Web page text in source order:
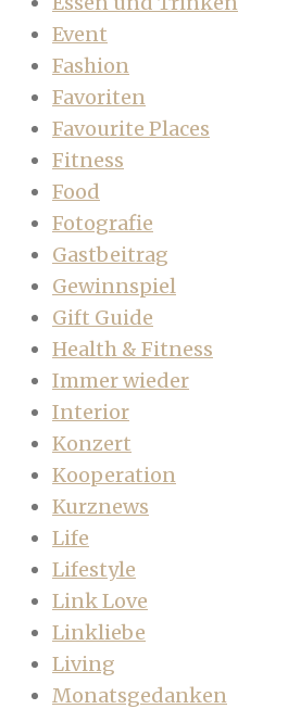
Event
Fashion
Favoriten
Favourite Places
Fitness
Food
Fotografie
Gastbeitrag
Gewinnspiel
Gift Guide
Health & Fitness
Immer wieder
Interior
Konzert
Kooperation
Kurznews
Life
Lifestyle
Link Love
Linkliebe
Living
Monatsgedanken